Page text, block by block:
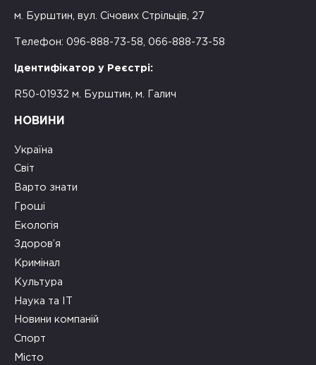
м. Бурштин, вул. Січових Стрільців, 27
Телефон: 096-888-73-58, 066-888-73-58
Ідентифікатор у Реєстрі:
R50-01932 м. Бурштин, м. Галич
НОВИНИ
Україна
Світ
Варто знати
Гроші
Екологія
Здоров’я
Кримінал
Культура
Наука та ІТ
Новини компаній
Спорт
Місто